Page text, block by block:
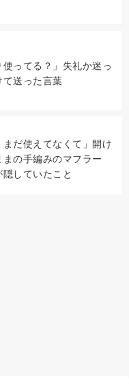
使ってる？」失礼か迷っ
て送った言葉
まだ使えてなくて」開け
まの手編みのマフラー
隠していたこと